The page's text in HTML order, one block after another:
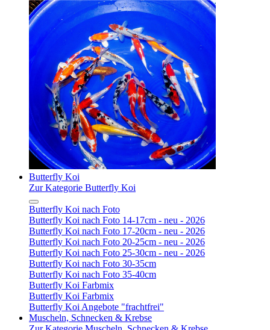
Butterfly Koi
Zur Kategorie Butterfly Koi
Butterfly Koi nach Foto
Butterfly Koi nach Foto 14-17cm - neu - 2026
Butterfly Koi nach Foto 17-20cm - neu - 2026
Butterfly Koi nach Foto 20-25cm - neu - 2026
Butterfly Koi nach Foto 25-30cm - neu - 2026
Butterfly Koi nach Foto 30-35cm
Butterfly Koi nach Foto 35-40cm
Butterfly Koi Farbmix
Butterfly Koi Farbmix
Butterfly Koi Angebote "frachtfrei"
Muscheln, Schnecken & Krebse